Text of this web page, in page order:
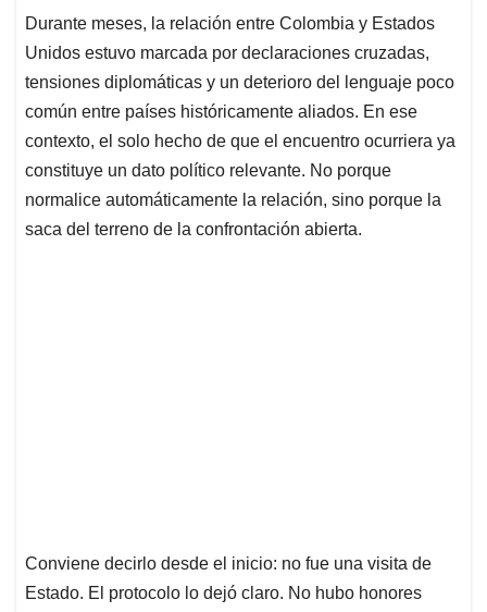
Durante meses, la relación entre Colombia y Estados
Unidos estuvo marcada por declaraciones cruzadas,
tensiones diplomáticas y un deterioro del lenguaje poco
común entre países históricamente aliados. En ese
contexto, el solo hecho de que el encuentro ocurriera ya
constituye un dato político relevante. No porque
normalice automáticamente la relación, sino porque la
saca del terreno de la confrontación abierta.
Conviene decirlo desde el inicio: no fue una visita de
Estado. El protocolo lo dejó claro. No hubo honores